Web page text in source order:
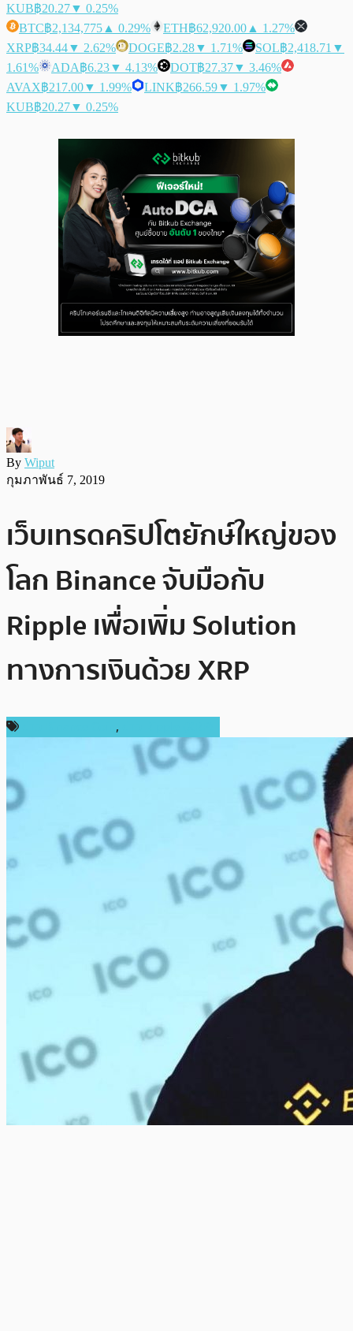
KUB฿20.27▼ 0.25%
BTC฿2,134,775 ▲ 0.29% ETH฿62,920.00 ▲ 1.27%
XRP฿34.44▼ 2.62% DOGE฿2.28▼ 1.71% SOL฿2,418.71 ▼
1.61%
ADA฿6.23▼ 4.13% DOT฿27.37▼ 3.46%
AVAX฿217.00▼ 1.99% LINK฿266.59▼ 1.97%
KUB฿20.27▼ 0.25%
By Wiput
กุมภาพันธ์ 7, 2019
เว็บเทรดคริปโตยักษ์ใหญ่ของ
โลก Binance จับมือกับ
Ripple เพื่อเพิ่ม Solution
ทางการเงินด้วย XRP
,